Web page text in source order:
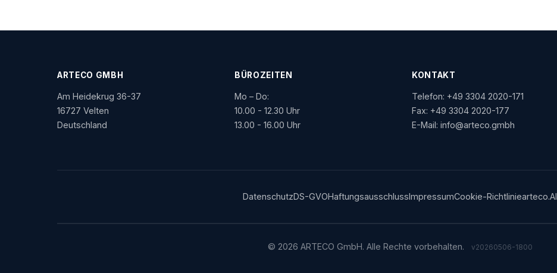
ARTECO GMBH
Am Heidekrug 36-37
16727 Velten
Deutschland
BÜROZEITEN
Mo – Do:
10.00 - 12.30 Uhr
13.00 - 16.00 Uhr
KONTAKT
Telefon: +49 3304 2020-171
Fax: +49 3304 2020-177
E-Mail: info@arteco.gmbh
DatenschutzDS-GVOHaftungsausschlussImpressumCookie-Richtliniearteco.AI
© 2026 ARTECO GmbH. Alle Rechte vorbehalten. v20260506-1800